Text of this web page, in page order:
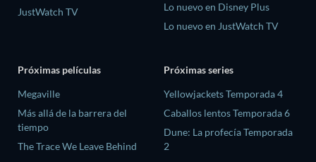
JustWatch TV
Lo nuevo en Disney Plus
Lo nuevo en JustWatch TV
Próximas películas
Megaville
Más allá de la barrera del
tiempo
The Trace We Leave Behind
Próximas series
Yellowjackets Temporada 4
Caballos lentos Temporada 6
Dune: La profecía Temporada
2